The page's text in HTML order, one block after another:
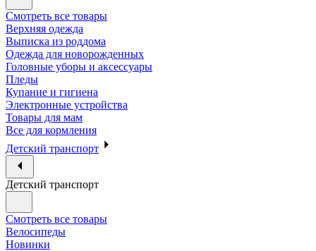
Смотреть все товары
Верхняя одежда
Выписка из роддома
Одежда для новорожденных
Головные уборы и аксессуары
Пледы
Купание и гигиена
Электронные устройства
Товары для мам
Все для кормления
Детский транспорт
Детский транспорт
Смотреть все товары
Велосипеды
Новинки